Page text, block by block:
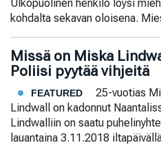
Ulkopuolinen henkilö löysi
kohdalta sekavan oloisena.
Missä on Miska
Poliisi pyytää vihjeitä
FEATURED
25-vuotias
Lindwall on kadonnut
Lindwalliin on saatu
lauantaina 3.11.2018